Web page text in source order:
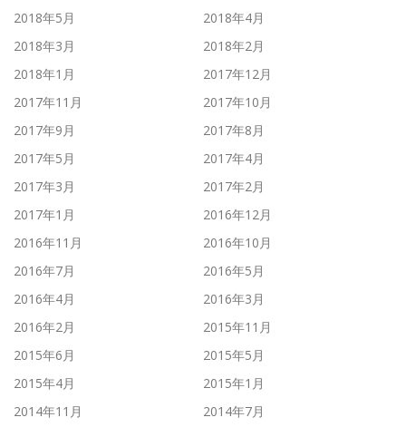
2018年5月
2018年4月
2018年3月
2018年2月
2018年1月
2017年12月
2017年11月
2017年10月
2017年9月
2017年8月
2017年5月
2017年4月
2017年3月
2017年2月
2017年1月
2016年12月
2016年11月
2016年10月
2016年7月
2016年5月
2016年4月
2016年3月
2016年2月
2015年11月
2015年6月
2015年5月
2015年4月
2015年1月
2014年11月
2014年7月